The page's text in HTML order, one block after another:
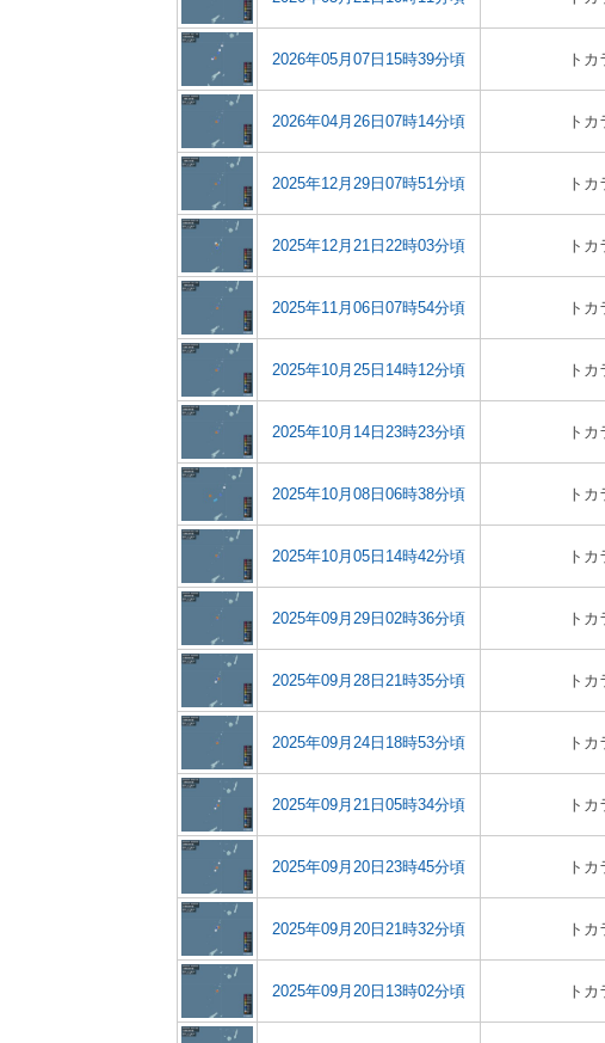
2026年05月07日15時39分頃 ト
2026年04月26日07時14分頃 ト
2025年12月29日07時51分頃 ト
2025年12月21日22時03分頃 ト
2025年11月06日07時54分頃 ト
2025年10月25日14時12分頃 ト
2025年10月14日23時23分頃 ト
2025年10月08日06時38分頃 ト
2025年10月05日14時42分頃 ト
2025年09月29日02時36分頃 ト
2025年09月28日21時35分頃 ト
2025年09月24日18時53分頃 ト
2025年09月21日05時34分頃 ト
2025年09月20日23時45分頃 ト
2025年09月20日21時32分頃 ト
2025年09月20日13時02分頃 ト